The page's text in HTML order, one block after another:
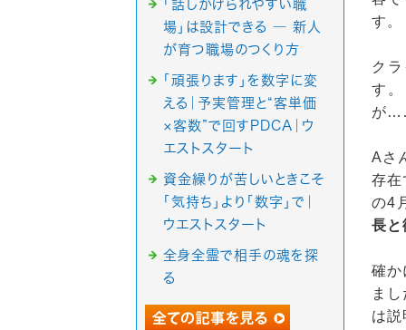
す。
ク
す
が
Aさ
存在
の4
長と
確か
ま
は
「話しかけられやすい職
場」は設計できる ― 新人
が育つ職場のつくり方
「頑張ります」を数字に変
える｜予実管理と“客単価
×客数”で回すPDCA｜ウ
エストスタート
資金繰りが苦しいときこそ
「気持ち」より「数字」で｜
ウエストスタート
全身全霊で相手の魂を探
る